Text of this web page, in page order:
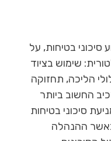
סיכוני בטיחות, על
שימוש בציוד
הליכה, תחזוקה
החשוב ביותר
סיכוני בטיחות
ההנהלה